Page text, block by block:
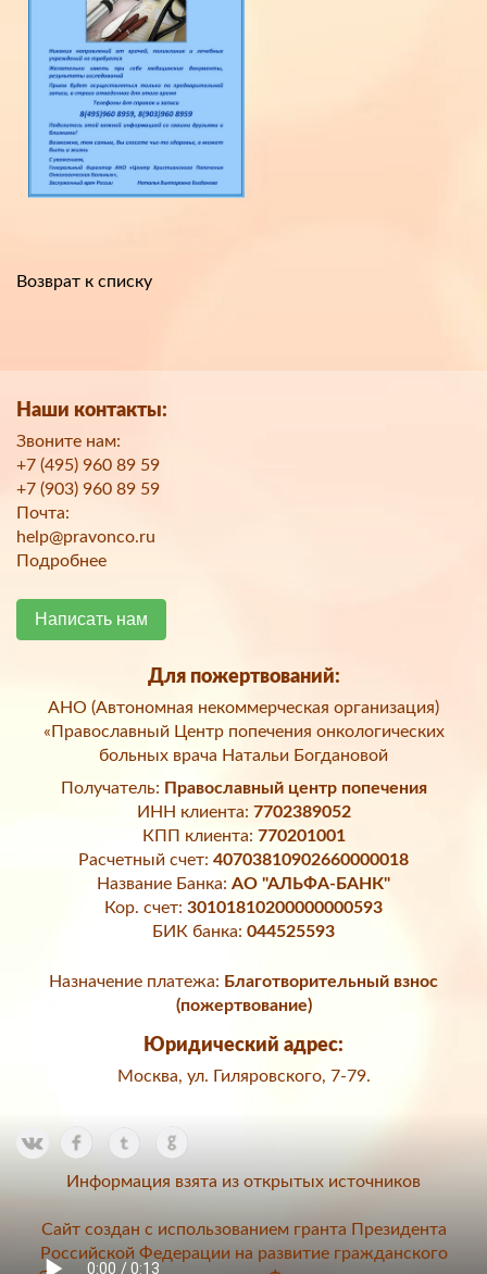
Возврат к списку
Наши контакты:
Звоните нам:
+7 (495) 960 89 59
+7 (903) 960 89 59
Почта:
help@pravonco.ru
Подробнее
Написать нам
Для пожертвований:
АНО (Автономная некоммерческая организация)
«Православный Центр попечения онкологических
больных врача Натальи Богдановой
Получатель: Православный центр попечения
ИНН клиента: 7702389052
КПП клиента: 770201001
Расчетный счет: 40703810902660000018
Название Банка: АО "АЛЬФА-БАНК"
Кор. счет: 30101810200000000593
БИК банка: 044525593
Назначение платежа: Благотворительный взнос
(пожертвование)
Юридический адрес:
Москва, ул. Гиляровского, 7-79.
Информация взята из открытых источников
Сайт создан с использованием гранта Президента
Российской Федерации на развитие гражданского